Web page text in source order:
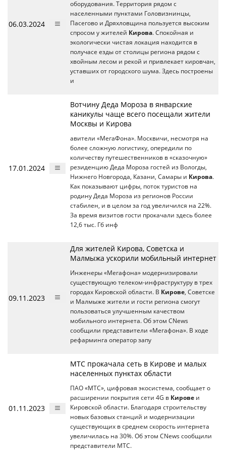
06.03.2024
оборудования. Территория рядом с
населенными пунктами Головизнинцы,
Пасегово и Дряхловщина пользуется высоким
спросом у жителей Кирова. Спокойная и
экологически чистая локация находится в
получасе езды от столицы региона рядом с
хвойным лесом и рекой и привлекает кировчан,
уставших от городского шума. Здесь построены
и
17.01.2024
Вотчину Деда Мороза в январские
каникулы чаще всего посещали жители
Москвы и Кирова
авители «МегаФона». Москвичи, несмотря на
более сложную логистику, опередили по
количеству путешественников в «сказочную»
резиденцию Деда Мороза гостей из Вологды,
Нижнего Новгорода, Казани, Самары и Кирова.
Как показывают цифры, поток туристов на
родину Деда Мороза из регионов России
стабилен, и в целом за год увеличился на 22%.
За время визитов гости прокачали здесь более
12,6 тыс. Гб инф
09.11.2023
Для жителей Кирова, Советска и
Малмыжа ускорили мобильный интернет
Инженеры «Мегафона» модернизировали
существующую телеком-инфраструктуру в трех
городах Кировской области. В Кирове , Советске
и Малмыже жители и гости региона смогут
пользоваться улучшенным качеством
мобильного интернета. Об этом CNews
сообщили представители «Мегафона». В ходе
рефарминга оператор запу
01.11.2023
МТС прокачала сеть в Кирове и малых
населенных пунктах области
ПАО «МТС», цифровая экосистема, сообщает о
расширении покрытия сети 4G в Кирове и
Кировской области. Благодаря строительству
новых базовых станций и модернизации
существующих в среднем скорость интернета
увеличилась на 30%. Об этом CNews сообщили
представители МТС.